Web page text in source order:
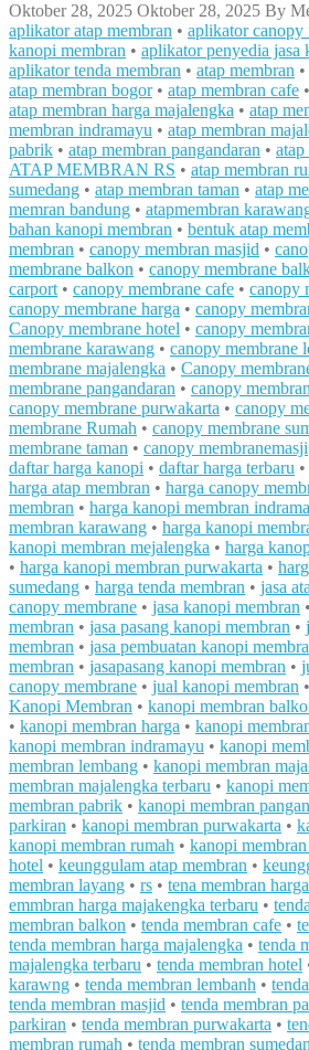
Oktober 28, 2025 Oktober 28, 2025 By
aplikator atap membran • aplikator canopy
kanopi membran • aplikator penyedia jasa
aplikator tenda membran • atap membran •
atap membran bogor• atap membran cafe •
atap membran harga majalengka • atap
membran indramayu • atap membran
pabrik • atap membran pangandaran •
ATAP MEMBRAN RS • atap membran
sumedang • atap membran taman • atap
memran bandung • atapmembran
bahan kanopi membran • bentuk atap
membran • canopy membran masjid •
membrane balkon • canopy membrane
carport • canopy membrane cafe • canopy
canopy membrane harga • canopy
Canopy membrane hotel • canopy
membrane karawang • canopy membrane
membrane majalengka • Canopy
membrane pangandaran • canopy
canopy membrane purwakarta • canopy
membrane Rumah • canopy membrane
membrane taman • canopy membranemasji
daftar harga kanopi • daftar harga terbaru •
harga atap membran • harga canopy
membran • harga kanopi membran
membran karawang • harga kanopi
kanopi membran mejalengka • harga
• harga kanopi membran purwakarta •
sumedang • harga tenda membran • jasa
canopy membrane • jasa kanopi membran •
membran • jasa pasang kanopi membran •
membran • jasa pembuatan kanopi
membran • jasapasang kanopi membran •
canopy membrane • jual kanopi membran •
Kanopi Membran • kanopi membran
• kanopi membran harga • kanopi
kanopi membran indramayu • kanopi
membran lembang • kanopi membran
membran majalengka terbaru • kanopi
membran pabrik • kanopi membran
parkiran • kanopi membran purwakarta •
kanopi membran rumah • kanopi membran
hotel • keunggulam atap membran •
membran layang • rs • tena membran
emmbran harga majakengka terbaru •
membran balkon • tenda membran cafe •
tenda membran harga majalengka • tenda
majalengka terbaru • tenda membran hotel
karawng • tenda membran lembanh •
tenda membran masjid • tenda membran
parkiran • tenda membran purwakarta •
membran rumah • tenda membran